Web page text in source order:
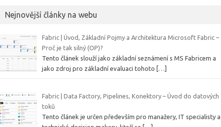
Nejnovější články na webu
Fabric | Úvod, Základní Pojmy a Architektura Microsoft Fabric –
Proč je tak silný (OP)?
Tento článek slouží jako základní seznámení s MS Fabricem a
jako zdroj pro základní evaluaci tohoto […]
Fabric | Data Factory, Pipelines, Konektory – Úvod do datových
toků
Tento článek je určen především pro manažery, IT specialisty a